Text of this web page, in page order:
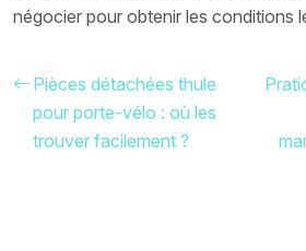
négocier pour obtenir les conditions
Pièces détachées thule
pour porte-vélo : où les
trouver facilement ?